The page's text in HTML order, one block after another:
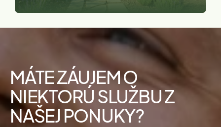
MÁTE ZÁUJEM O
NIEKTORÚ SLUŽBU Z
NAŠEJ PONUKY?